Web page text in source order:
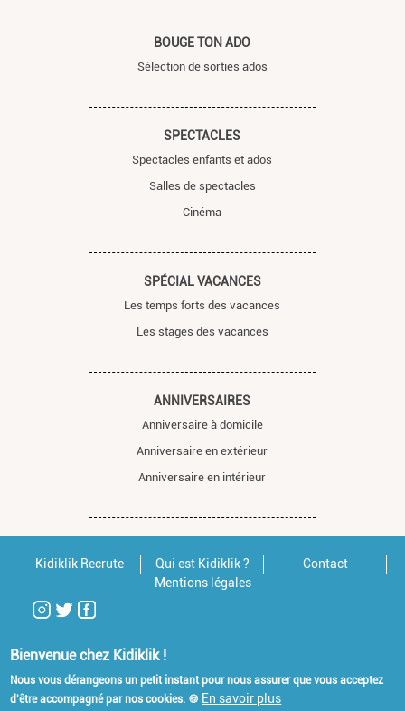
BOUGE TON ADO
Sélection de sorties ados
SPECTACLES
Spectacles enfants et ados
Salles de spectacles
Cinéma
SPÉCIAL VACANCES
Les temps forts des vacances
Les stages des vacances
ANNIVERSAIRES
Anniversaire à domicile
Anniversaire en extérieur
Anniversaire en intérieur
Kidiklik Recrute Qui est Kidiklik ?
Contact
Mentions légales
Bienvenue chez Kidiklik !
Nous vous dérangeons un petit instant pour nous assurer que vous acceptez
d'être accompagné par nos cookies. 🍪 En savoir plus